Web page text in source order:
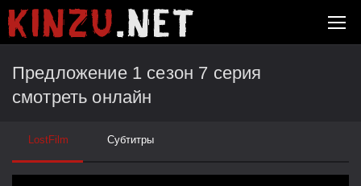
Предложение 1 сезон 7 серия
смотреть онлайн
LostFilm Субтитры